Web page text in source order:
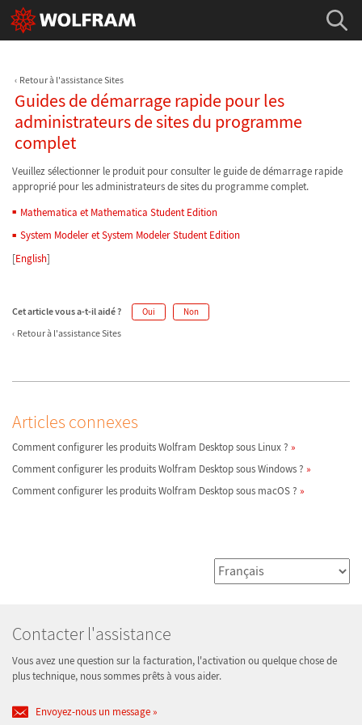
Retour à l'assistance Sites
Guides de démarrage rapide pour les
administrateurs de sites du programme
complet
Veuillez sélectionner le produit pour consulter le guide de démarrage rapide
approprié pour les administrateurs de sites du programme complet.
Mathematica et Mathematica Student Edition
System Modeler et System Modeler Student Edition
[English]
Cet article vous a-t-il aidé ? Oui Non
Retour à l'assistance Sites
Articles connexes
Comment configurer les produits Wolfram Desktop sous Linux ?
Comment configurer les produits Wolfram Desktop sous Windows ?
Comment configurer les produits Wolfram Desktop sous macOS ?
Contacter l'assistance
Vous avez une question sur la facturation, l'activation ou quelque chose de
plus technique, nous sommes prêts à vous aider.
Envoyez-nous un message